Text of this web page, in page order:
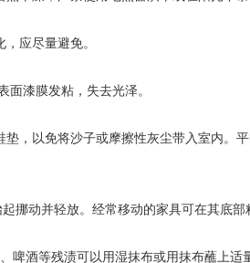
应尽量避免。
漆膜发粘，失去光泽。
，以免将沙子或摩擦性灰尘带入室内。
挪动并轻放。经常移动的家具可在其底部
酒等残渍可以用湿抹布或用抹布蘸上